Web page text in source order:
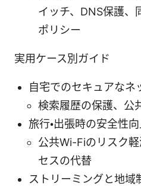
イッチ、DNS保護、
ポリシー
実用ケース別ガイド
自宅でのセキュアなネ
検索履歴の保護、公
旅行・出張時の安全性向
公共Wi-Fiのリスク
セスの代替
ストリーミングと地域